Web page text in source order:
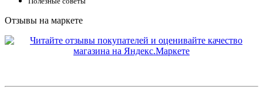
Отзывы на маркете